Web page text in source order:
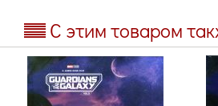
С этим товаром